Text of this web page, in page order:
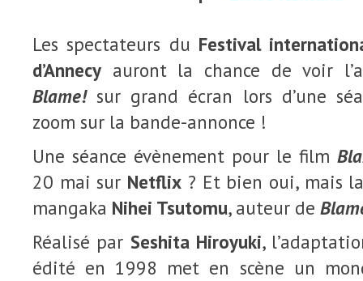
Les spectateurs du Festival
d’Annecy auront la chance de voir
Blame!sur grand écran lors d’une
zoom sur la bande-annonce !
Une séance évènement pour le film
20 mai sur Netflix ? Et bien oui, mais
mangaka Nihei Tsutomu, auteur de
Réalisé par Seshita Hiroyuki,
édité en 1998 met en scène un